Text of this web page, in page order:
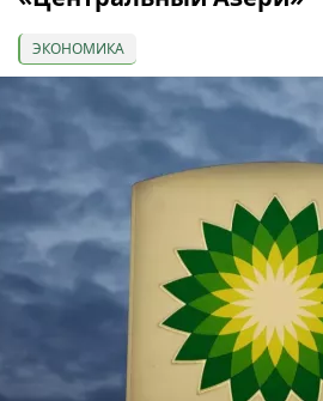
ЭКОНОМИКА